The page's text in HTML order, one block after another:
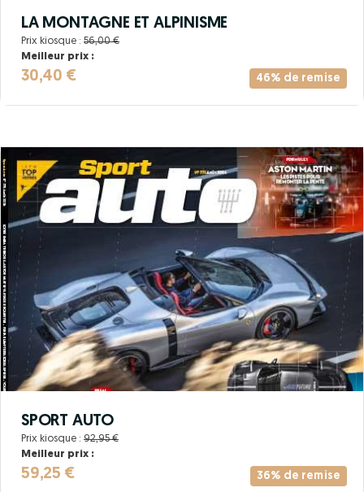
46% de remise
LA MONTAGNE ET ALPINISME
Prix kiosque : 56,00 €
Meilleur prix :
30,40 €
36% de remise
SPORT AUTO
Prix kiosque : 92,95 €
Meilleur prix :
59,25 €